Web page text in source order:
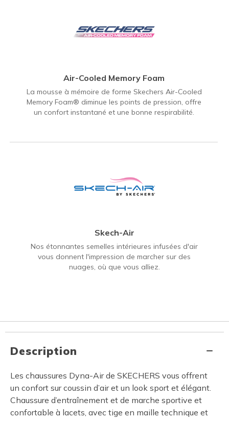
Air-Cooled Memory Foam
La mousse à mémoire de forme Skechers Air-Cooled
Memory Foam® diminue les points de pression, offre
un confort instantané et une bonne respirabilité.
Skech-Air
Nos étonnantes semelles intérieures infusées d'air
vous donnent l'impression de marcher sur des
nuages, où que vous alliez.
Description
Les chaussures Dyna-Air de SKECHERS vous offrent
un confort sur coussin d’air et un look sport et élégant.
Chaussure d’entraînement et de marche sportive et
confortable à lacets, avec tige en maille technique et